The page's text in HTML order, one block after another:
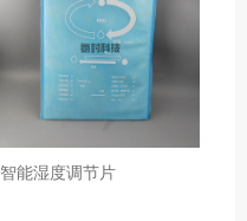
智能湿度调节片